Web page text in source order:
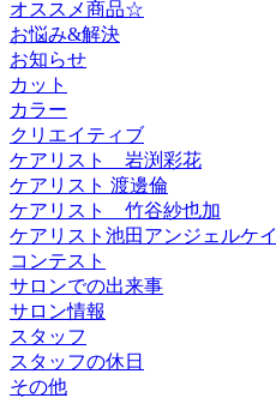
オススメ商品☆
お悩み&解決
お知らせ
カット
カラー
クリエイティブ
ケアリスト 岩渕彩花
ケアリスト 渡邊倫
ケアリスト 竹谷紗也加
ケアリスト池田アンジェルケイ
コンテスト
サロンでの出来事
サロン情報
スタッフ
スタッフの休日
その他